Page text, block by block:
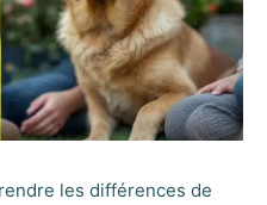
les différences de